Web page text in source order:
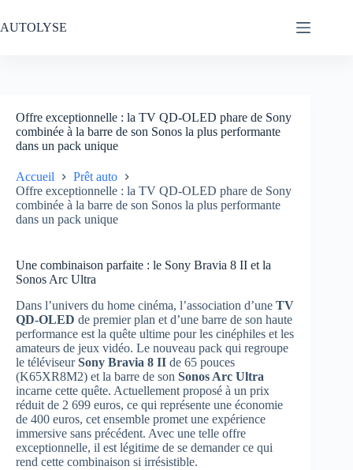
au
contenu
AUTOLYSE
Offre exceptionnelle : la TV QD-OLED phare de Sony
combinée à la barre de son Sonos la plus performante
dans un pack unique
Accueil
Prêt auto
Offre exceptionnelle : la TV QD-OLED phare de Sony
combinée à la barre de son Sonos la plus performante
dans un pack unique
Une combinaison parfaite : le Sony Bravia 8 II et la
Sonos Arc Ultra
Dans l’univers du home cinéma, l’association d’une TV
QD-OLED de premier plan et d’une barre de son haute
performance est la quête ultime pour les cinéphiles et les
amateurs de jeux vidéo. Le nouveau pack qui regroupe
le téléviseurSony Bravia 8 II de 65 pouces
(K65XR8M2) et la barre de son Sonos Arc Ultra
incarne cette quête. Actuellement proposé à un prix
réduit de 2 699 euros, ce qui représente une économie
de 400 euros, cet ensemble promet une expérience
immersive sans précédent. Avec une telle offre
exceptionnelle, il est légitime de se demander ce qui
rend cette combinaison si irrésistible.